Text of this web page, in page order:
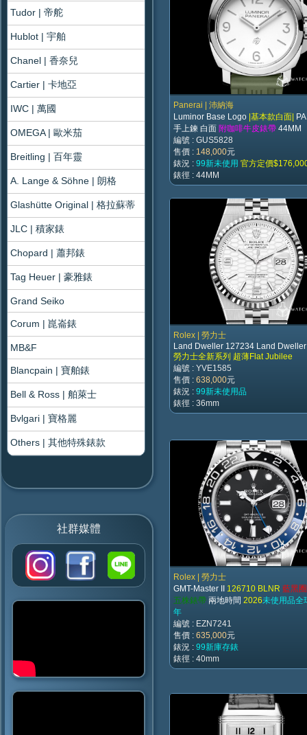
Tudor | 帝舵
Hublot | 宇舶
Chanel | 香奈兒
Cartier | 卡地亞
IWC | 萬國
OMEGA | 歐米茄
Breitling | 百年靈
A. Lange & Söhne | 朗格
Glashütte Original | 格拉蘇蒂
JLC | 積家錶
Chopard | 蕭邦錶
Tag Heuer | 豪雅錶
Grand Seiko
Corum | 崑崙錶
MB&F
Blancpain | 寶舶錶
Bell & Ross | 舶萊士
Bvlgari | 寶格麗
Others | 其他特殊錶款
社群媒體
Panerai | 沛納海
Luminor Base Logo |基本款白面|
手上鍊 白面 附咖啡牛皮錶帶 44MM
編號 : GUS5828
售價 : 148,000元
錶況 : 99新未使用 官方定價
錶徑 : 44MM
Rolex | 勞力士
Land Dweller 127234 Land
勞力士全新系列 超薄Flat Jubilee
編號 : YVE1585
售價 : 638,000元
錶況 : 99新未使用品
錶徑 : 36mm
Rolex | 勞力士
GMT-Master II 126710 BLNR 藍黑
五株錶帶 兩地時間 2026未使用品全
年
編號 : EZN7241
售價 : 635,000元
錶況 : 99新庫存錶
錶徑 : 40mm